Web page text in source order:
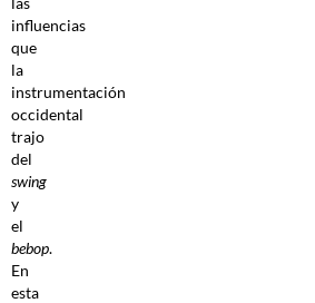
influencias
que
la
instrumentación
occidental
trajo
del
swing
y
el
bebop.
En
esta